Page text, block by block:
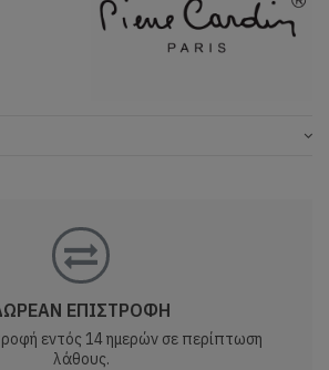
ΕΠΙΣΤΡΟΦΗ
εντός 14 ημερών σε περίπτωση
λάθους.